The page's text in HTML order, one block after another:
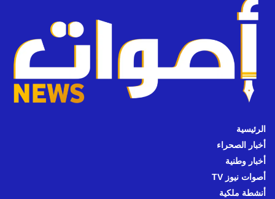
الرئيسية
أخبار الصحراء
أخبار وطنية
أصوات نيوز TV
أنشطة ملكية